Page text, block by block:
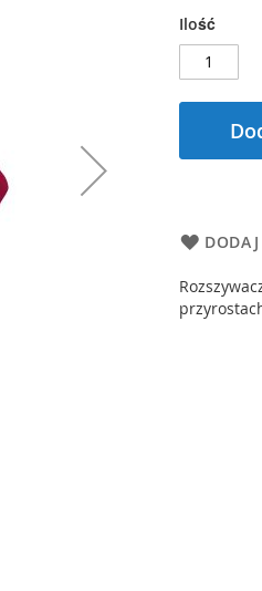
Ilość